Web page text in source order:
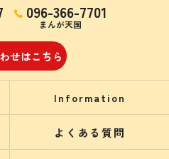
096-366-7701
まんが天国
せはこちら
Information
よくある質問